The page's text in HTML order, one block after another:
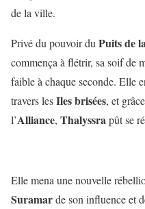
de la ville.
Privé du pouvoir du Puits de
commença à flétrir, sa soif de
faible à chaque seconde. Elle
travers lesIles brisées, et
l’Alliance, Thalyssrapût se
Elle mena une nouvelle
Suramarde son influence et